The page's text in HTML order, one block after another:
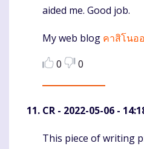
aided me. Good job.
My web blog คาสิโนอ
0
0
CR - 2022-05-06 -
Komentaras
This piece of writing